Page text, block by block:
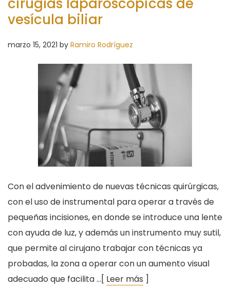
vesícula biliar
marzo 15, 2021 by Ramiro Rodríguez
Con el advenimiento de nuevas técnicas quirúrgicas,
con el uso de instrumental para operar a través de
pequeñas incisiones, en donde se introduce una lente
con ayuda de luz, y además un instrumento muy sutil,
que permite al cirujano trabajar con técnicas ya
probadas, la zona a operar con un aumento visual
adecuado que facilita …[ Leer más ]